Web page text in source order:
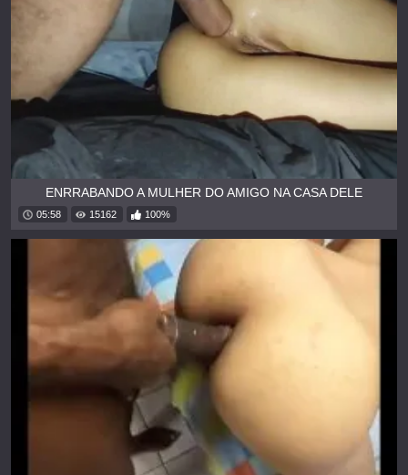
ENRRABANDO A MULHER DO AMIGO NA CASA DELE
05:58 15162 100%